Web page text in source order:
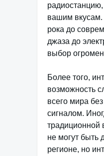
вашим вкусам.
рока до
джаза до
выбор
Более того,
возможность
всего мира
сигналом.
традиционной
не могут быть
регионе, но